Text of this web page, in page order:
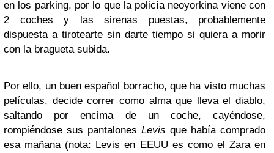
en los parking, por lo que la policía neoyorkina viene con
2 coches y las sirenas puestas, probablemente
dispuesta a tirotearte sin darte tiempo si quiera a morir
con la bragueta subida.
Por ello, un buen español borracho, que ha visto muchas
películas, decide correr como alma que lleva el diablo,
saltando por encima de un coche, cayéndose,
rompiéndose sus pantalones Levis que había comprado
esa mañana (nota: Levis en EEUU es como el Zara en